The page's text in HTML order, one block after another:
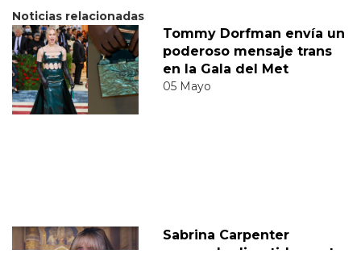
Noticias relacionadas
Tommy Dorfman envía un
poderoso mensaje trans
en la Gala del Met
05 Mayo
Sabrina Carpenter
responde divertidamente